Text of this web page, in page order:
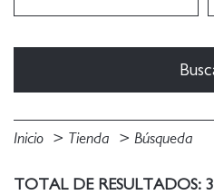
Inicio Tienda Búsqueda
TOTAL DE RESULTADOS: 3